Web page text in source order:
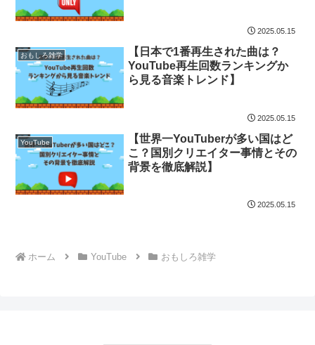
2025.05.15
おもしろ雑学
【日本で1番再生された曲は？
YouTube再生回数ランキングか
ら見る音楽トレンド】
2025.05.15
YouTube
【世界一YouTuberが多い国はど
こ？国別クリエイター事情とその
背景を徹底解説】
2025.05.15
ホーム YouTube おもしろ雑学